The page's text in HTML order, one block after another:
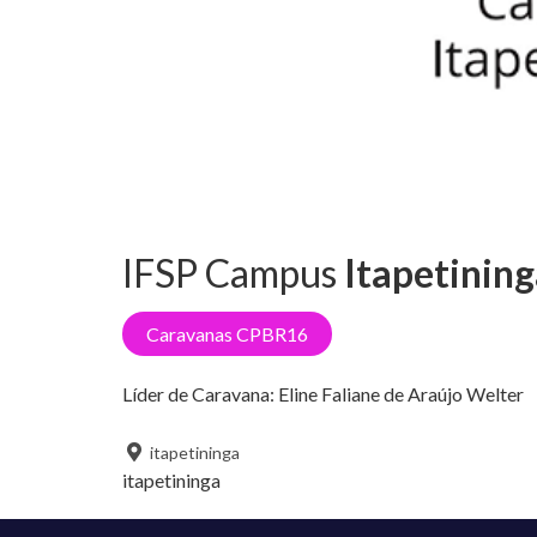
IFSP Campus
Caravanas CPBR16
Líder de Caravana: Eline Faliane de Araújo Welter
itapetininga
itapetininga